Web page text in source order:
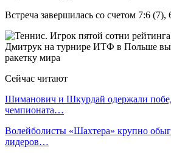
Встреча завершилась со счетом 7:6 (7),
Сейчас читают
Шиманович и Шкурдай одержали
чемпионата…
Волейболисты «Шахтера» крупно
лидеров…